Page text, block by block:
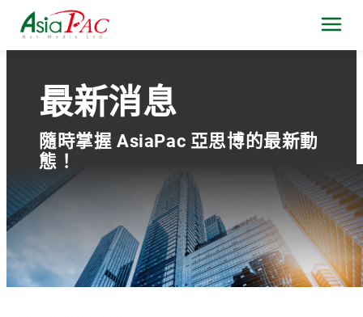
最新消息
隨時掌握 AsiaPac 亞思博的最新動
態！